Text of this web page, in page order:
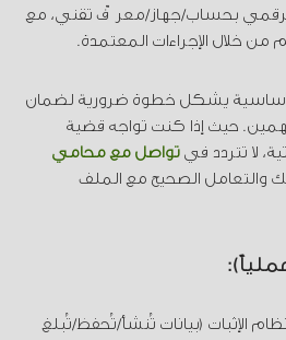
الرقمي بحساب/جهاز/معرّف تقني، مع
خلال الإجراءات المعتمدة.
يشكل خطوة ضرورية لضمان
حيث إذا كنت تواجه قضية
لا تتردد فيتواصل مع محامي
الصحيح مع الملف
الإثبات (بيانات تُنشأ/تُحفظ/تُبلغ